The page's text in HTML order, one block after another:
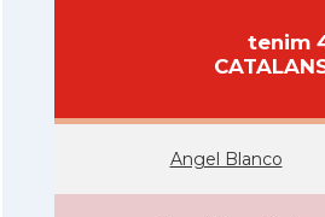
tenim
Angel Blanco